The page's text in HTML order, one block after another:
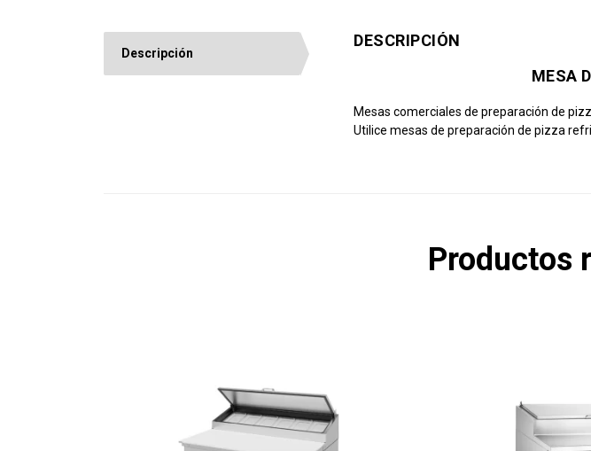
Descripción
DESCRIPCIÓN
MESA
Mesas comerciales de preparación de
Utilice mesas de preparación de pizza
Productos